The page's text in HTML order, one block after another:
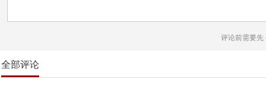
评论前需要先
全部评论